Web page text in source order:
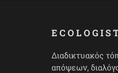
Διαδικτυακός
απόψεων,